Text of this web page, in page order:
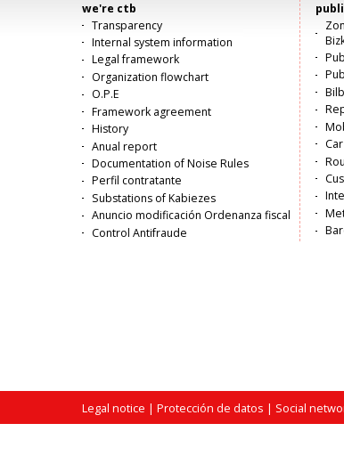
Menú
principal
we're ctb
Transparency
Internal system information
Legal framework
Organization flowchart
O.P.E
Framework agreement
History
Anual report
Documentation of Noise Rules
Perfil contratante
Substations of Kabiezes
Anuncio modificación Ordenanza fiscal
Control Antifraude
Legal notice | Protección de datos | Social